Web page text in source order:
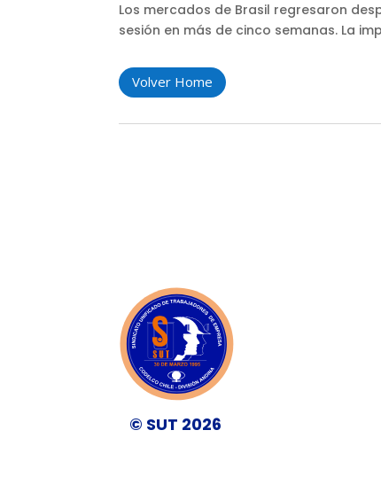
Los mercados de Brasil regresaron
sesión en más de cinco semanas. La
Volver Home
© SUT 2026